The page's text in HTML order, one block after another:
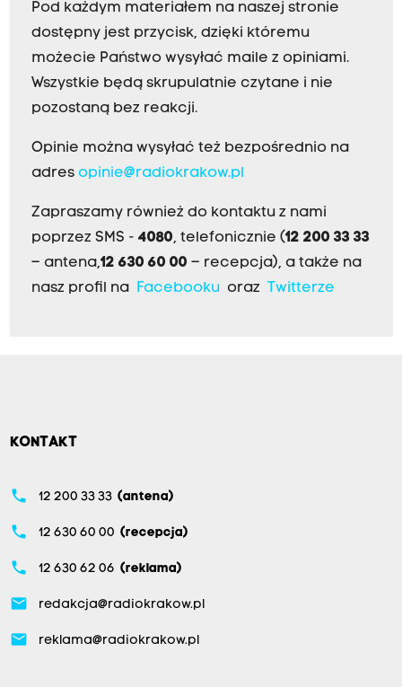
Pod każdym materiałem na naszej stronie
dostępny jest przycisk, dzięki któremu
możecie Państwo wysyłać maile z opiniami.
Wszystkie będą skrupulatnie czytane i nie
pozostaną bez reakcji.
Opinie można wysyłać też bezpośrednio na
adres opinie@radiokrakow.pl
Zapraszamy również do kontaktu z nami
poprzez SMS - 4080, telefonicznie (12 200 33 33
– antena,12 630 60 00 – recepcja), a także na
nasz profil na Facebookuoraz Twitterze
KONTAKT
phone 12 200 33 33 (antena)
phone 12 630 60 00 (recepcja)
phone 12 630 62 06 (reklama)
email redakcja@radiokrakow.pl
email reklama@radiokrakow.pl